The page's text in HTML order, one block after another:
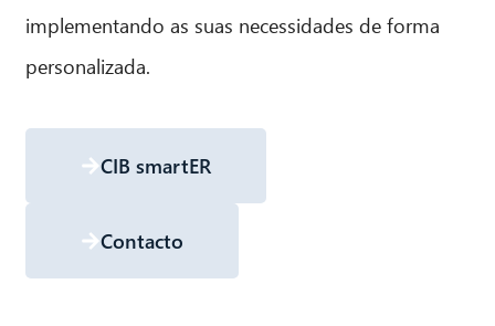
implementando as suas necessidades de forma
personalizada.
CIB smartER
Contacto